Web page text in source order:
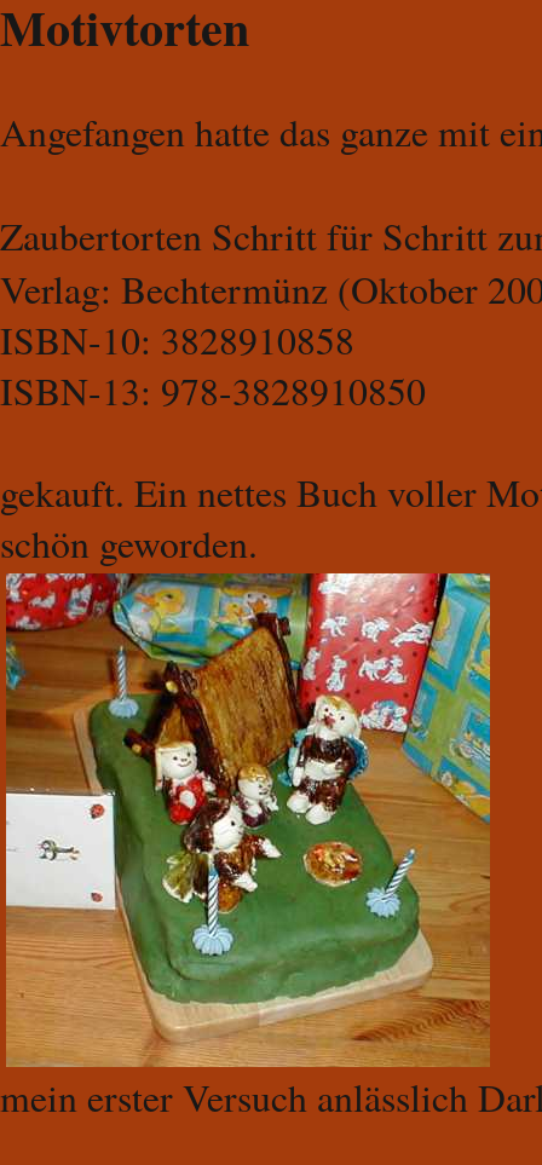
Motivtorten
Angefangen hatte das ganze mit
Zaubertorten Schritt für Schritt
Verlag: Bechtermünz (Oktober
ISBN-10: 3828910858
ISBN-13: 978-3828910850
gekauft. Ein nettes Buch voller
schön geworden.
mein erster Versuch anlässlich